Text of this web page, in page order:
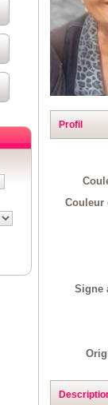
Profil
Couleur
Signe